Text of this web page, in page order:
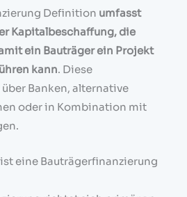
Definition umfasst
Kapitalbeschaffung, die
ein Bauträger ein Projekt
kann. Diese
Banken, alternative
oder in Kombination mit
eine Bauträgerfinanzierung